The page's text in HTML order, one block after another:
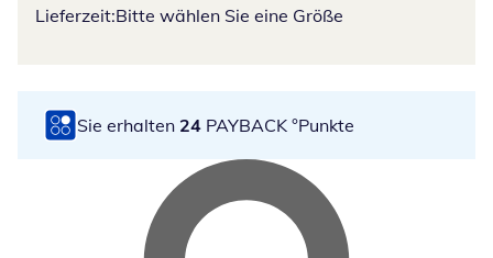
Lieferzeit:Bitte wählen Sie eine Größe
Sie erhalten 24 PAYBACK °Punkte